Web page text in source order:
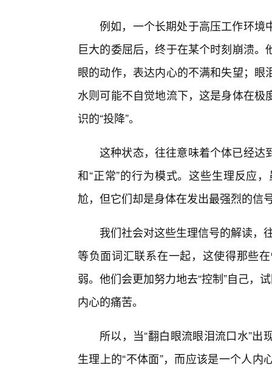
例如，一个长期处于高压工作环境
巨大的委屈后，终于在某个时刻崩溃
眼的动作，表达内心的不满和失望；
水则可能不自觉地流下，这是身体在
识的“投降”。
这种状态，往往意味着个体已经达
和“正常”的行为模式。这些生理反应
尬，但它们却是身体在发出最强烈的信
我们社会对这些生理信号的解读，
等负面词汇联系在一起，这使得那些
弱。他们会更加努力地去“控制”自己，
内心的痛苦。
所以，当“翻白眼流眼泪流口水”
生理上的“不体面”，而应该是一个人